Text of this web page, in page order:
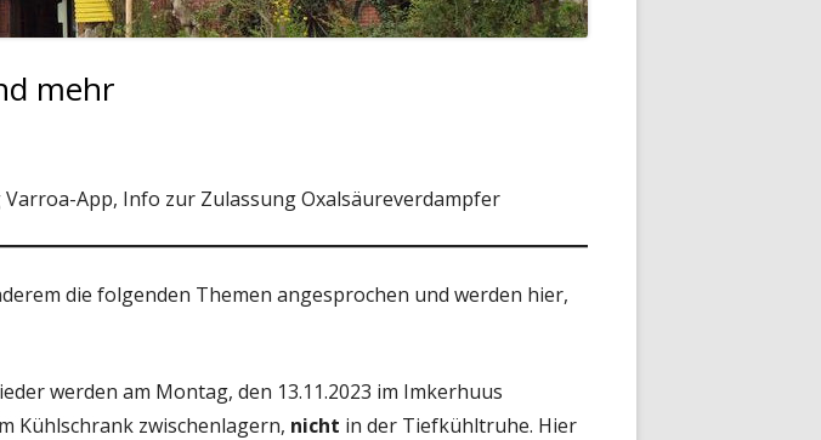
mehr
App, Info zur Zulassung Oxalsäureverdampfer
die folgenden Themen angesprochen und werden hier,
werden am Montag, den 13.11.2023 im Imkerhuus
Kühlschrank zwischenlagern, nicht in der Tiefkühltruhe. Hier